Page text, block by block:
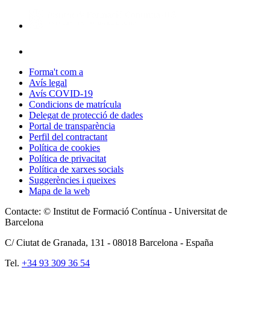
Forma't com a
Avís legal
Avís COVID-19
Condicions de matrícula
Delegat de protecció de dades
Portal de transparència
Perfil del contractant
Política de cookies
Política de privacitat
Política de xarxes socials
Suggerències i queixes
Mapa de la web
Contacte: © Institut de Formació Contínua - Universitat de
Barcelona
C/ Ciutat de Granada, 131 - 08018 Barcelona - España
Tel. +34 93 309 36 54